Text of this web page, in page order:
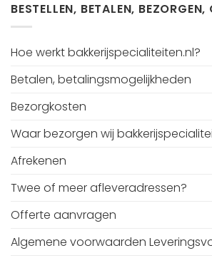
BESTELLEN, BETALEN, BEZORGEN,
Hoe werkt bakkerijspecialiteiten.nl?
Betalen, betalingsmogelijkheden
Bezorgkosten
Waar bezorgen wij
Afrekenen
Twee of meer afleveradressen?
Offerte aanvragen
Algemene voorwaarden